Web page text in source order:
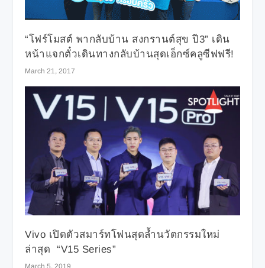
“โฟร์โมสต์ พากลับบ้าน สงกรานต์สุข ปี3” เดิน
หน้าแจกตั๋วเดินทางกลับบ้านสุดเอ็กซ์คลูซีฟฟรี!
March 21, 2017
Vivo เปิดตัวสมาร์ทโฟนสุดล้ำนวัตกรรมใหม่
ล่าสุด “V15 Series”
March 5, 2019